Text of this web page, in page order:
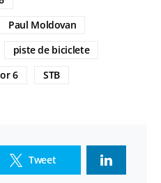
Paul Moldovan
piste de biciclete
6 STB
Tweet